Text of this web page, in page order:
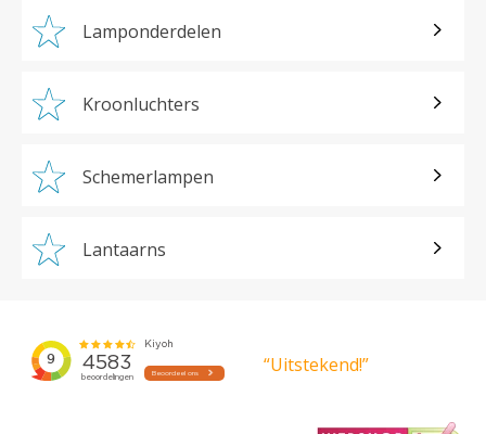
Lamponderdelen
Kroonluchters
Schemerlampen
Lantaarns
“Uitstekend!”